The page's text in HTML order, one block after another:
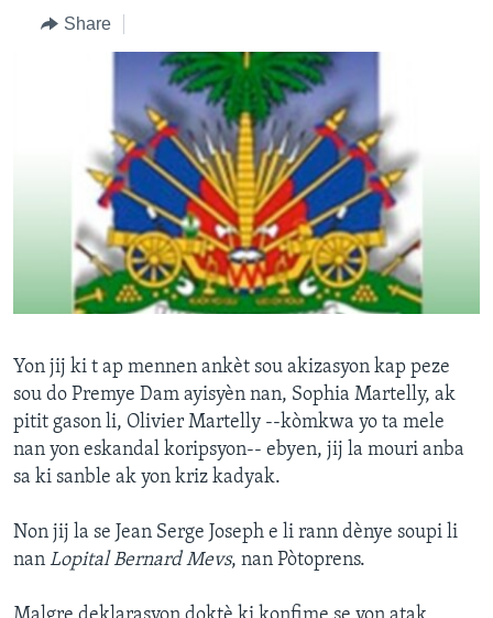
FLASHPOINT IKRÈN
Languages
Share
Yon jij ki t ap mennen ankèt sou akizasyon kap peze
sou do Premye Dam ayisyèn nan, Sophia Martelly, ak
pitit gason li, Olivier Martelly --kòmkwa yo ta mele
nan yon eskandal koripsyon-- ebyen, jij la mouri anba
sa ki sanble ak yon kriz kadyak.
Non jij la se Jean Serge Joseph e li rann dènye soupi li
nan Lopital Bernard Mevs, nan Pòtoprens.